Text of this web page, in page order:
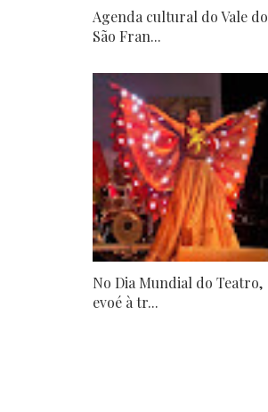
Agenda cultural do Vale do
São Fran...
No Dia Mundial do Teatro,
evoé à tr...